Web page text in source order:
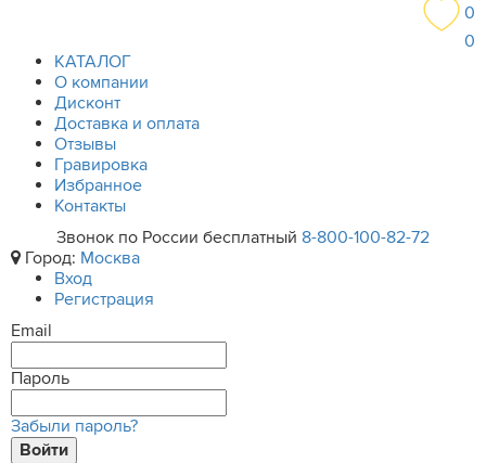
0
0
КАТАЛОГ
О компании
Дисконт
Доставка и оплата
Отзывы
Гравировка
Избранное
Контакты
Звонок по России бесплатный 8-800-100-82-72
Город: Москва
Вход
Регистрация
Email
Пароль
Забыли пароль?
Войти